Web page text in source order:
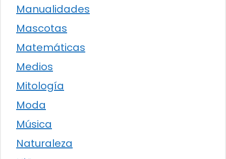
Manualidades
Mascotas
Matemáticas
Medios
Mitología
Moda
Música
Naturaleza